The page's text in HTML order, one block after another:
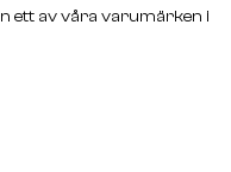
ett av våra varumärken i